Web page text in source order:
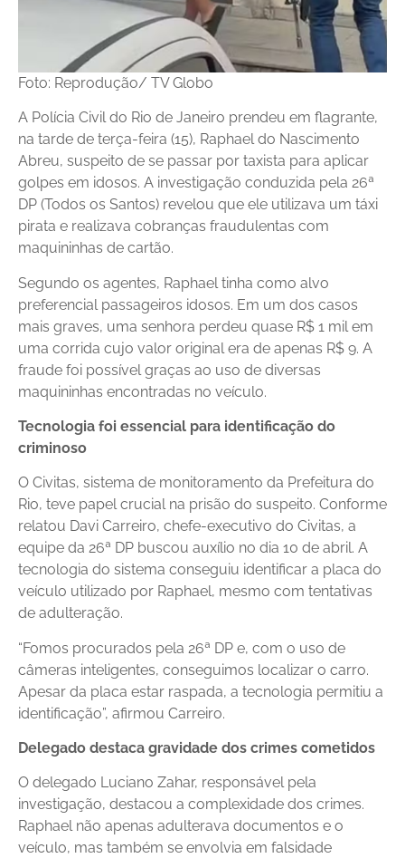
Foto: Reprodução/ TV Globo
A Polícia Civil do Rio de Janeiro prendeu em flagrante,
na tarde de terça-feira (15), Raphael do Nascimento
Abreu, suspeito de se passar por taxista para aplicar
golpes em idosos. A investigação conduzida pela 26ª
DP (Todos os Santos) revelou que ele utilizava um táxi
pirata e realizava cobranças fraudulentas com
maquininhas de cartão.
Segundo os agentes, Raphael tinha como alvo
preferencial passageiros idosos. Em um dos casos
mais graves, uma senhora perdeu quase R$ 1 mil em
uma corrida cujo valor original era de apenas R$ 9. A
fraude foi possível graças ao uso de diversas
maquininhas encontradas no veículo.
Tecnologia foi essencial para identificação do
criminoso
O Civitas, sistema de monitoramento da Prefeitura do
Rio, teve papel crucial na prisão do suspeito. Conforme
relatou Davi Carreiro, chefe-executivo do Civitas, a
equipe da 26ª DP buscou auxílio no dia 10 de abril. A
tecnologia do sistema conseguiu identificar a placa do
veículo utilizado por Raphael, mesmo com tentativas
de adulteração.
“Fomos procurados pela 26ª DP e, com o uso de
câmeras inteligentes, conseguimos localizar o carro.
Apesar da placa estar raspada, a tecnologia permitiu a
identificação”, afirmou Carreiro.
Delegado destaca gravidade dos crimes cometidos
O delegado Luciano Zahar, responsável pela
investigação, destacou a complexidade dos crimes.
Raphael não apenas adulterava documentos e o
veículo, mas também se envolvia em falsidade